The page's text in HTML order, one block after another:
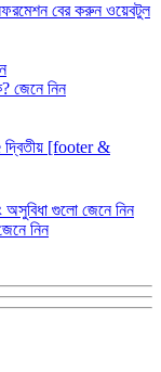
বের করুন ওয়েবটুল
জেনে নিন
[footer &
গুলো জেনে নিন
নিন